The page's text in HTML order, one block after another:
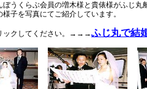
ぼうくらぶ会員の増木様と貴俵様がふじ丸
子を写真にてご紹介しています。
ックしてください。→→→ふじ丸で結